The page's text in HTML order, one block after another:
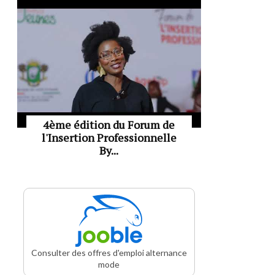
4ème édition du Forum de
l'Insertion Professionnelle
By...
Consulter des offres d'emploi alternance
mode